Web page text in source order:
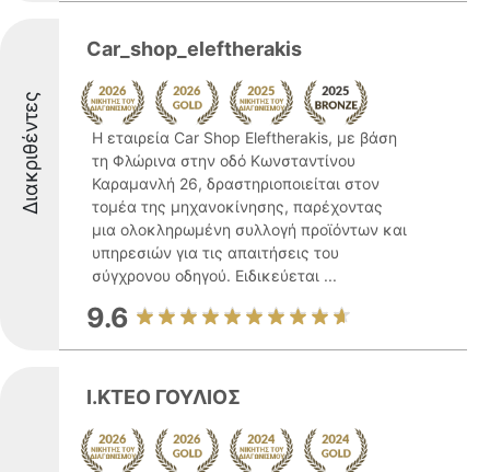
Διακριθέντες
Car_shop_eleftherakis
Η εταιρεία Car Shop Eleftherakis, με βάση
τη Φλώρινα στην οδό Κωνσταντίνου
Καραμανλή 26, δραστηριοποιείται στον
τομέα της μηχανοκίνησης, παρέχοντας
μια ολοκληρωμένη συλλογή προϊόντων και
υπηρεσιών για τις απαιτήσεις του
σύγχρονου οδηγού. Ειδικεύεται ...
9.6
Ι.ΚΤΕΟ ΓΟΥΛΙΟΣ